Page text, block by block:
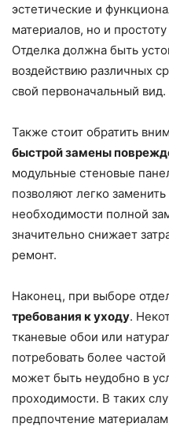
эстетические и
материалов, но и
Отделка должна быть
воздействию различных
свой первоначальный вид.
Также стоит обратить
быстрой замены
модульные стеновые
позволяют легко
необходимости полной
значительно снижает
ремонт.
Наконец, при выборе
требования к уходу.
тканевые обои или
потребовать более
может быть неудобно в
проходимости. В таких
предпочтение